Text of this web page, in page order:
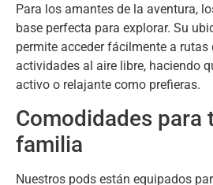
Para los amantes de la aventura,
base perfecta para explorar. Su
permite acceder fácilmente a rutas
actividades al aire libre, haciendo
activo o relajante como prefieras.
Comodidades para
familia
Nuestros pods están equipados